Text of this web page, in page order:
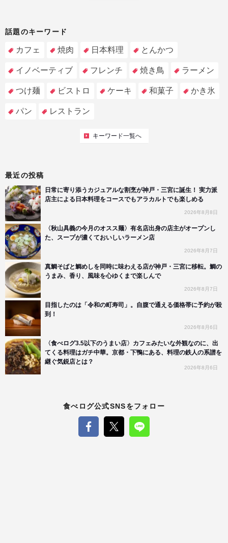
話題のキーワード
カフェ 焼肉 日本料理 とんかつ
イノベーティブ フレンチ 焼き鳥 ラーメン
つけ麺 ビストロ ケーキ 和菓子 かき氷
パン レストラン
キーワード一覧へ
最近の投稿
日常に寄り添うカジュアルな割烹が神戸・三宮に誕生！ 実力派
店主による日本料理をコースでもアラカルトでも楽しめる
2026年8月8日
〈秋山具義の今月のオスス麺〉有名店出身の店主がオープンし
た、スープが濃くておいしいラーメン店
2026年8月7日
真鯛そばと鯛めしを同時に味わえる店が神戸・三宮に移転。鯛の
うまみ、香り、風味を心ゆくまで楽しんで
2026年8月7日
目指したのは「令和の町寿司」。自腹で通える価格帯に予約が殺
到！
2026年8月6日
〈食べログ3.5以下のうまい店〉カフェみたいな外観なのに、出
てくる料理はガチ中華。京都・下鴨にある、料理の鉄人の系譜を
継ぐ気鋭店とは？
2026年8月6日
食べログ公式SNSをフォロー